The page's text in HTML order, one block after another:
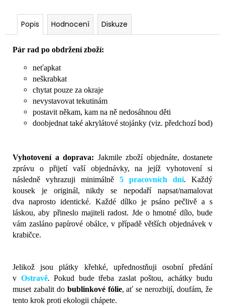
Popis Hodnocení Diskuze
Pár rad po obdržení zboží:
neťapkat
neškrabkat
chytat pouze za okraje
nevystavovat tekutinám
postavit někam, kam na ně nedosáhnou děti
doobjednat také akrylátové stojánky (viz. předchozí bod)
Vyhotovení a doprava: Jakmile zboží objednáte, dostanete
zprávu o přijetí vaší objednávky, na jejíž vyhotovení si
následně vyhrazuji minimálně 5 pracovních dní. Každý
kousek je originál, nikdy se nepodaří napsat/namalovat
dva naprosto identické. Každé dílko je psáno pečlivě a s
láskou, aby přineslo majiteli radost. Jde o hmotné dílo, bude
vám zasláno papírové obálce, v případě větších objednávek v
krabičce.
Jelikož jsou plátky křehké, upřednostňuji osobní předání
v Ostravě. Pokud bude třeba zaslat poštou, achátky budu
muset zabalit do bublinkové fólie, ať se nerozbijí, doufám, že
tento krok proti ekologii chápete.